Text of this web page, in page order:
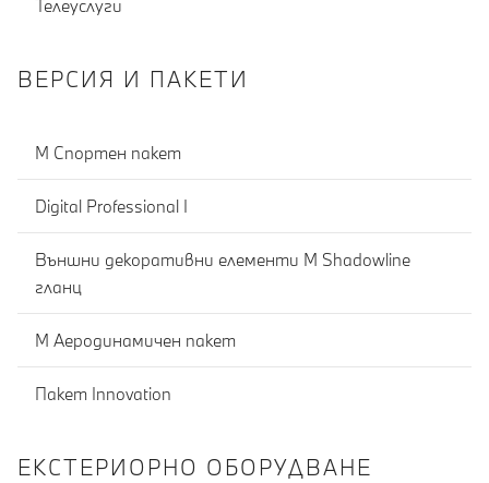
Телеуслуги
ВЕРСИЯ И ПАКЕТИ
М Спортен пакет
Digital Professional I
Външни декоративни елементи M Shadowline
гланц
М Аеродинамичен пакет
Пакет Innovation
ЕКСТЕРИОРНО ОБОРУДВАНЕ